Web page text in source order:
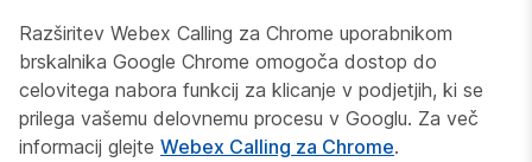
Razširitev Webex Calling za Chrome uporabnikom
brskalnika Google Chrome omogoča dostop do
celovitega nabora funkcij za klicanje v podjetjih, ki se
prilega vašemu delovnemu procesu v Googlu. Za več
informacij glejte Webex Calling za Chrome.